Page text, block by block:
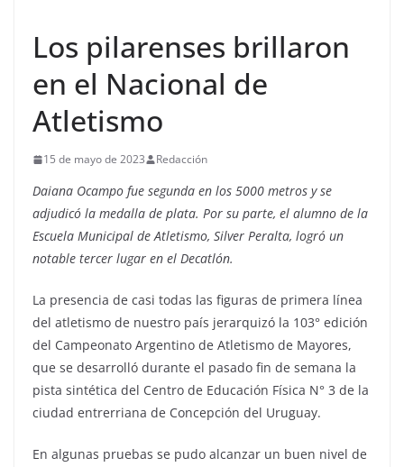
Los pilarenses brillaron
en el Nacional de
Atletismo
15 de mayo de 2023 Redacción
Daiana Ocampo fue segunda en los 5000 metros y se
adjudicó la medalla de plata. Por su parte, el alumno de la
Escuela Municipal de Atletismo, Silver Peralta, logró un
notable tercer lugar en el Decatlón.
La presencia de casi todas las figuras de primera línea
del atletismo de nuestro país jerarquizó la 103° edición
del Campeonato Argentino de Atletismo de Mayores,
que se desarrolló durante el pasado fin de semana la
pista sintética del Centro de Educación Física N° 3 de la
ciudad entrerriana de Concepción del Uruguay.
En algunas pruebas se pudo alcanzar un buen nivel de